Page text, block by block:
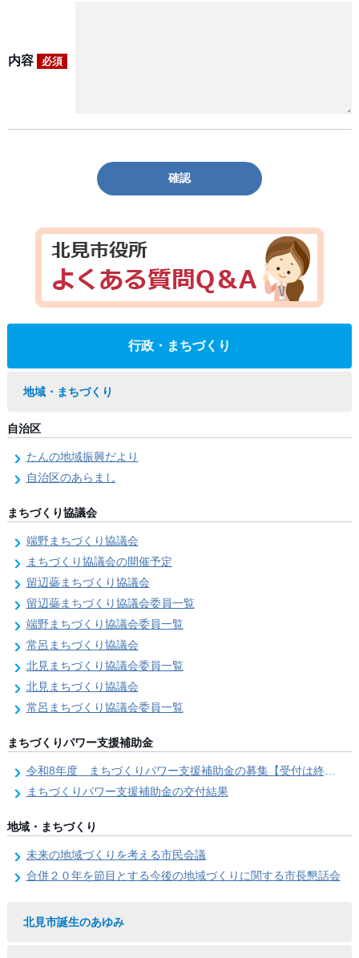
内容 必須
確認
行政・まちづくり
地域・まちづくり
自治区
たんの地域振興だより
自治区のあらまし
まちづくり協議会
端野まちづくり協議会
まちづくり協議会の開催予定
留辺蘂まちづくり協議会
留辺蘂まちづくり協議会委員一覧
端野まちづくり協議会委員一覧
常呂まちづくり協議会
北見まちづくり協議会委員一覧
北見まちづくり協議会
常呂まちづくり協議会委員一覧
まちづくりパワー支援補助金
令和8年度 まちづくりパワー支援補助金の募集【受付は終了しました。】
まちづくりパワー支援補助金の交付結果
地域・まちづくり
未来の地域づくりを考える市民会議
合併２０年を節目とする今後の地域づくりに関する市長懇話会
北見市誕生のあゆみ